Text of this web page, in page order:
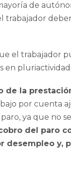
de
trabajador
el trabajador
en
de la
por cuenta
ya que no
del paro
desempleo y,